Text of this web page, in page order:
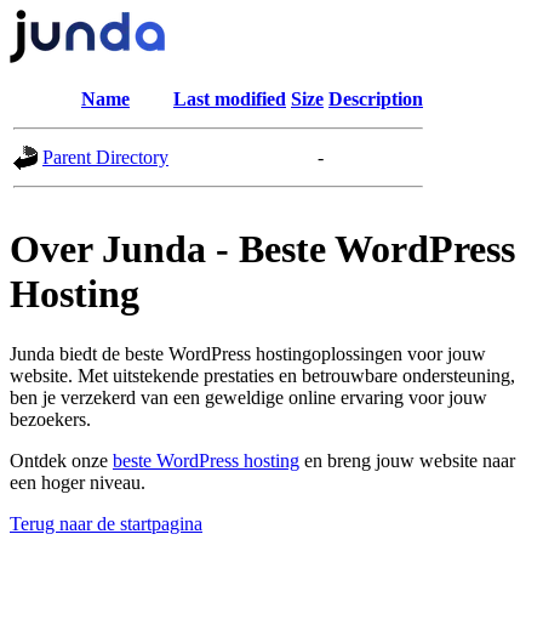
Name Last modified Size Description
Parent Directory -
Over Junda - Beste WordPress
Hosting
Junda biedt de beste WordPress hostingoplossingen voor jouw
website. Met uitstekende prestaties en betrouwbare ondersteuning,
ben je verzekerd van een geweldige online ervaring voor jouw
bezoekers.
Ontdek onze beste WordPress hosting en breng jouw website naar
een hoger niveau.
Terug naar de startpagina